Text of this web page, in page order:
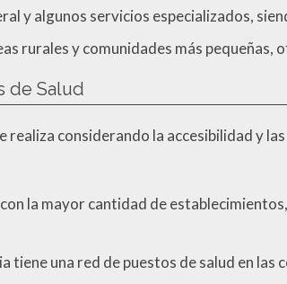
y algunos servicios especializados,
rurales y comunidades más
de Salud
considerando la accesibilidad y
la mayor cantidad de
tiene una red de puestos de salud en las